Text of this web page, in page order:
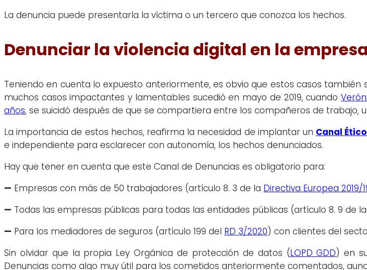
La denuncia puede presentarla la víctima o un tercero que conozca los hechos.
Denunciar la violencia digital en la empresa
Teniendo en cuenta lo expuesto anteriormente, es obvio que estos casos
muchos casos impactantes y lamentables sucedió en mayo de 2019, cuando
años, se suicidó después de que se compartiera entre los compañeros de trabajo,
La importancia de estos hechos, reafirma la necesidad de implantar un Canal
e independiente para esclarecer con autonomía, los hechos denunciados.
Hay que tener en cuenta que este Canal de Denuncias es obligatorio para:
— Empresas con más de 50 trabajadores (artículo 8. 3 de la Directiva Europea 2019/
— Todas las empresas públicas para todas las entidades públicas (artículo 8. 9 de la
— Para los mediadores de seguros (artículo 199 del RD 3/2020) con clientes del
Sin olvidar que la propia Ley Orgánica de protección de datos (LOPD GDD) en
Denuncias como algo muy útil para los cometidos anteriormente comentados,